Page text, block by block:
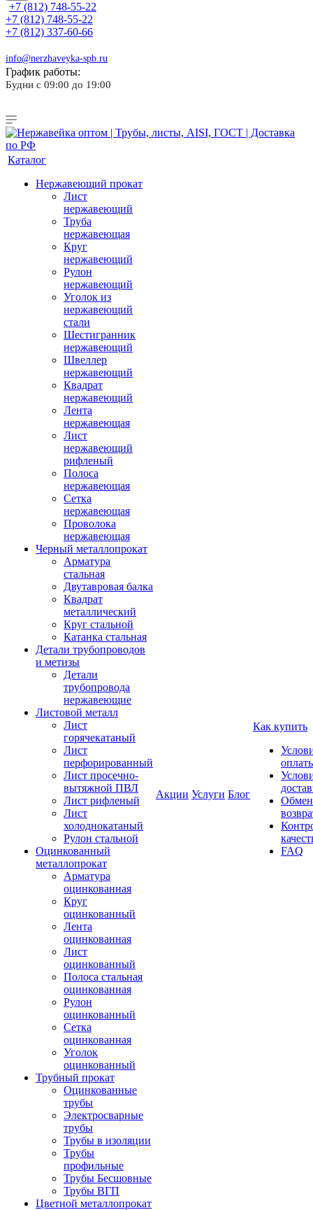
+7 (812) 748-55-22
+7 (812) 748-55-22
+7 (812) 337-60-66
info@nerzhaveyka-spb.ru
График работы:
Будни с 09:00 до 19:00
Каталог
Нержавеющий прокат
Лист
нержавеющий
Труба
нержавеющая
Круг
нержавеющий
Рулон
нержавеющий
Уголок из
нержавеющий
стали
Шестигранник
нержавеющий
Швеллер
нержавеющий
Квадрат
нержавеющий
Лента
нержавеющая
Лист
нержавеющий
рифленый
Полоса
нержавеющая
Сетка
нержавеющая
Проволока
нержавеющая
Черный металлопрокат
Арматура
стальная
Двутавровая балка
Квадрат
металлический
Круг стальной
Катанка стальная
Детали трубопроводов
и метизы
Детали
трубопровода
нержавеющие
Листовой металл
Лист
горячекатаный
Лист
перфорированный
Лист просечно-
вытяжной ПВЛ
Лист рифленый
Лист
холоднокатаный
Рулон стальной
Оцинкованный
металлопрокат
Арматура
оцинкованная
Круг
оцинкованный
Лента
оцинкованная
Лист
оцинкованный
Полоса стальная
оцинкованная
Рулон
оцинкованный
Сетка
оцинкованная
Уголок
оцинкованный
Трубный прокат
Оцинкованные
трубы
Электросварные
трубы
Трубы в изоляции
Трубы
профильные
Трубы Бесшовные
Трубы ВГП
Цветной металлопрокат
Акции Услуги Блог
Как купить
FAQ